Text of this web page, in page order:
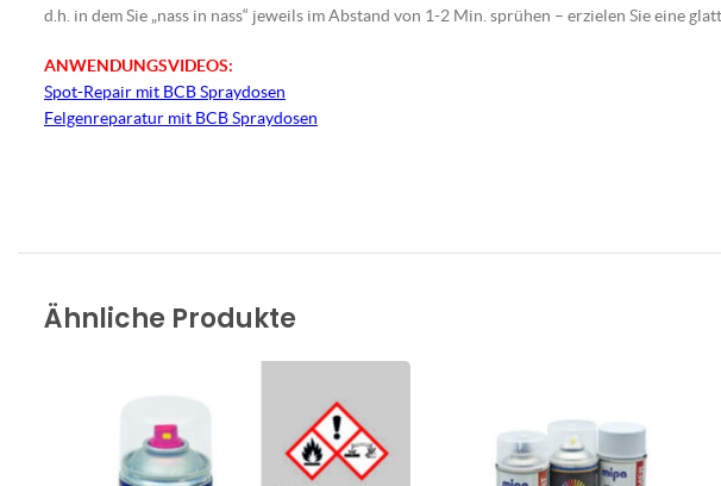
d.h. in dem Sie „nass in nass“ jeweils im Abstand von 1-2 Min. sprühen – erzielen Sie eine
ANWENDUNGSVIDEOS:
Spot-Repair mit BCB Spraydosen
Felgenreparatur mit BCB Spraydosen
Ähnliche Produkte